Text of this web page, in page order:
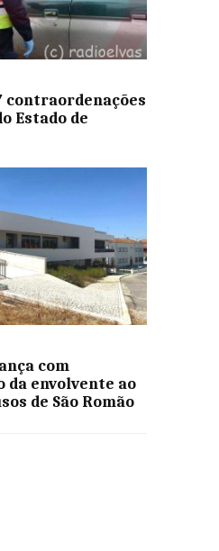
contraordenações
Estado de
com
da envolvente ao
de São Romão